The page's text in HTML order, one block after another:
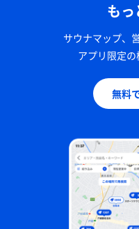
もっ
サウナマップ、
アプリ限定の
無料